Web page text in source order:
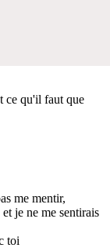
ce qu'il faut que
me mentir,
je ne me sentirais
toi